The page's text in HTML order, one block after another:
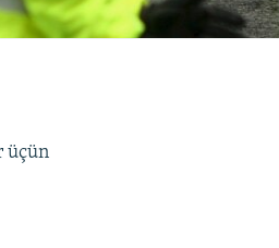
üçün